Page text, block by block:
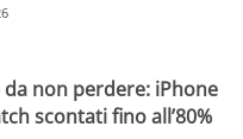
da non perdere: iPhone
scontati fino all’80%